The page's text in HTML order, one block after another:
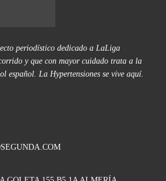
periodístico dedicado a LaLiga
y que con mayor cuidado trata a la
español. La Hypertensiones se vive aquí.